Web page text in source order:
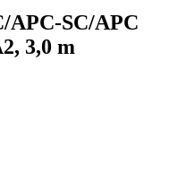
APC-SC/APC
3,0 m